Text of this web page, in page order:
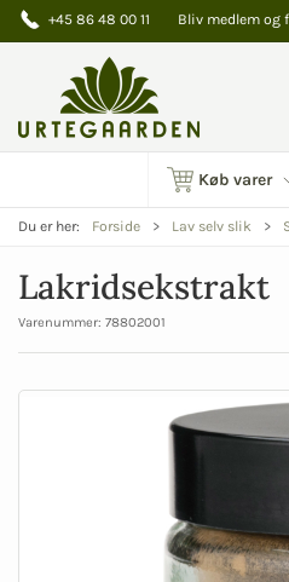
+45 86 48 00 11 Bliv medlem og
Køb varer
Du er her: Forside Lav selv slik
Lakridsekstrakt
Varenummer: 78802001